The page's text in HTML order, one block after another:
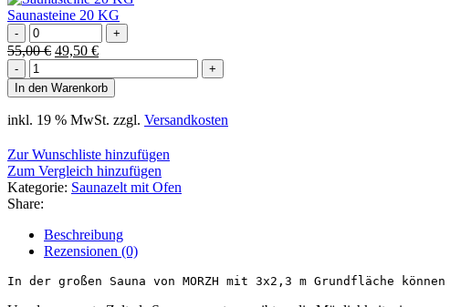
Kelle
Menge
war:
ist:
67,50 €.
Saunasteine 20 KG
Saunasteine
20
KG
Menge
55,00€ Ursprünglicher
war:
55,00 €
49,50 €Aktueller
ist:
49,50 €.
MORZH
Max
Bundle
Menge
In den Warenkorb
inkl. 19 % MwSt. zzgl. Versandkosten
Zur Wunschliste hinzufügen
Zum Vergleich hinzufügen
Kategorie: Saunazelt mit Ofen
Share:
Beschreibung
Rezensionen (0)
In der großen Sauna von MORZH mit 3x2,3 m Grundfläche